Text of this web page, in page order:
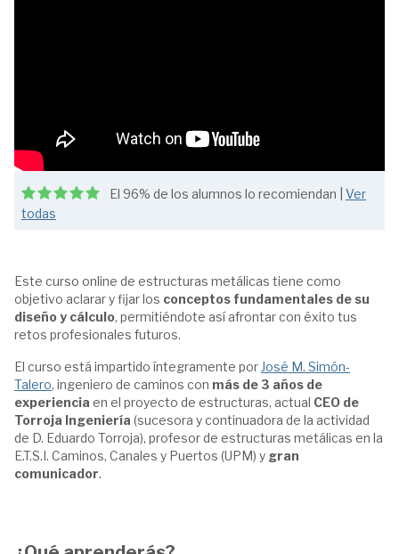
El 96% de los alumnos lo recomiendan | Ver
todas
Este curso online de estructuras metálicas tiene como
objetivo aclarar y fijar los conceptos fundamentales de su
diseño y cálculo, permitiéndote así afrontar con éxito tus
retos profesionales futuros.
El curso está impartido íntegramente por José M. Simón-
Talero, ingeniero de caminos con más de 3 años de
experiencia en el proyecto de estructuras, actual CEO de
Torroja Ingeniería (sucesora y continuadora de la actividad
de D. Eduardo Torroja), profesor de estructuras metálicas en la
E.T.S.I. Caminos, Canales y Puertos (UPM) y gran
comunicador.